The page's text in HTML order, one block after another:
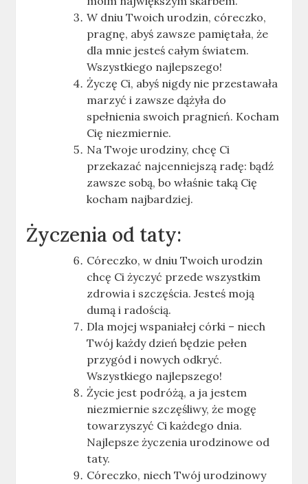
W dniu Twoich urodzin, córeczko,
pragnę, abyś zawsze pamiętała, że
dla mnie jesteś całym światem.
Wszystkiego najlepszego!
Życzę Ci, abyś nigdy nie przestawała
marzyć i zawsze dążyła do
spełnienia swoich pragnień. Kocham
Cię niezmiernie.
Na Twoje urodziny, chcę Ci
przekazać najcenniejszą radę: bądź
zawsze sobą, bo właśnie taką Cię
kocham najbardziej.
Życzenia od taty:
Córeczko, w dniu Twoich urodzin
chcę Ci życzyć przede wszystkim
zdrowia i szczęścia. Jesteś moją
dumą i radością.
Dla mojej wspaniałej córki – niech
Twój każdy dzień będzie pełen
przygód i nowych odkryć.
Wszystkiego najlepszego!
Życie jest podróżą, a ja jestem
niezmiernie szczęśliwy, że mogę
towarzyszyć Ci każdego dnia.
Najlepsze życzenia urodzinowe od
taty.
Córeczko, niech Twój urodzinowy